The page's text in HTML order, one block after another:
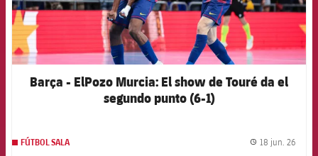
Barça - ElPozo Murcia: El show de Touré da el
segundo punto (6-1)
FÚTBOL SALA 18 jun. 26